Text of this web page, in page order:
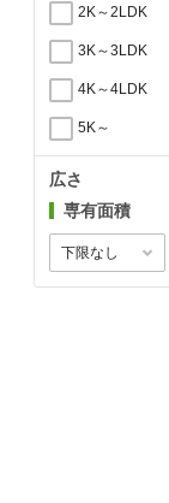
2K～2LDK
3K～3LDK
4K～4LDK
5K～
広さ
専有面積